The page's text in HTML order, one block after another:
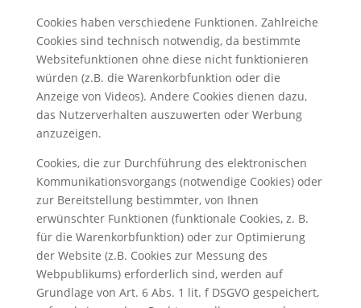
Cookies haben verschiedene Funktionen. Zahlreiche
Cookies sind technisch notwendig, da bestimmte
Websitefunktionen ohne diese nicht funktionieren
würden (z.B. die Warenkorbfunktion oder die
Anzeige von Videos). Andere Cookies dienen dazu,
das Nutzerverhalten auszuwerten oder Werbung
anzuzeigen.
Cookies, die zur Durchführung des elektronischen
Kommunikationsvorgangs (notwendige Cookies) oder
zur Bereitstellung bestimmter, von Ihnen
erwünschter Funktionen (funktionale Cookies, z. B.
für die Warenkorbfunktion) oder zur Optimierung
der Website (z.B. Cookies zur Messung des
Webpublikums) erforderlich sind, werden auf
Grundlage von Art. 6 Abs. 1 lit. f DSGVO gespeichert,